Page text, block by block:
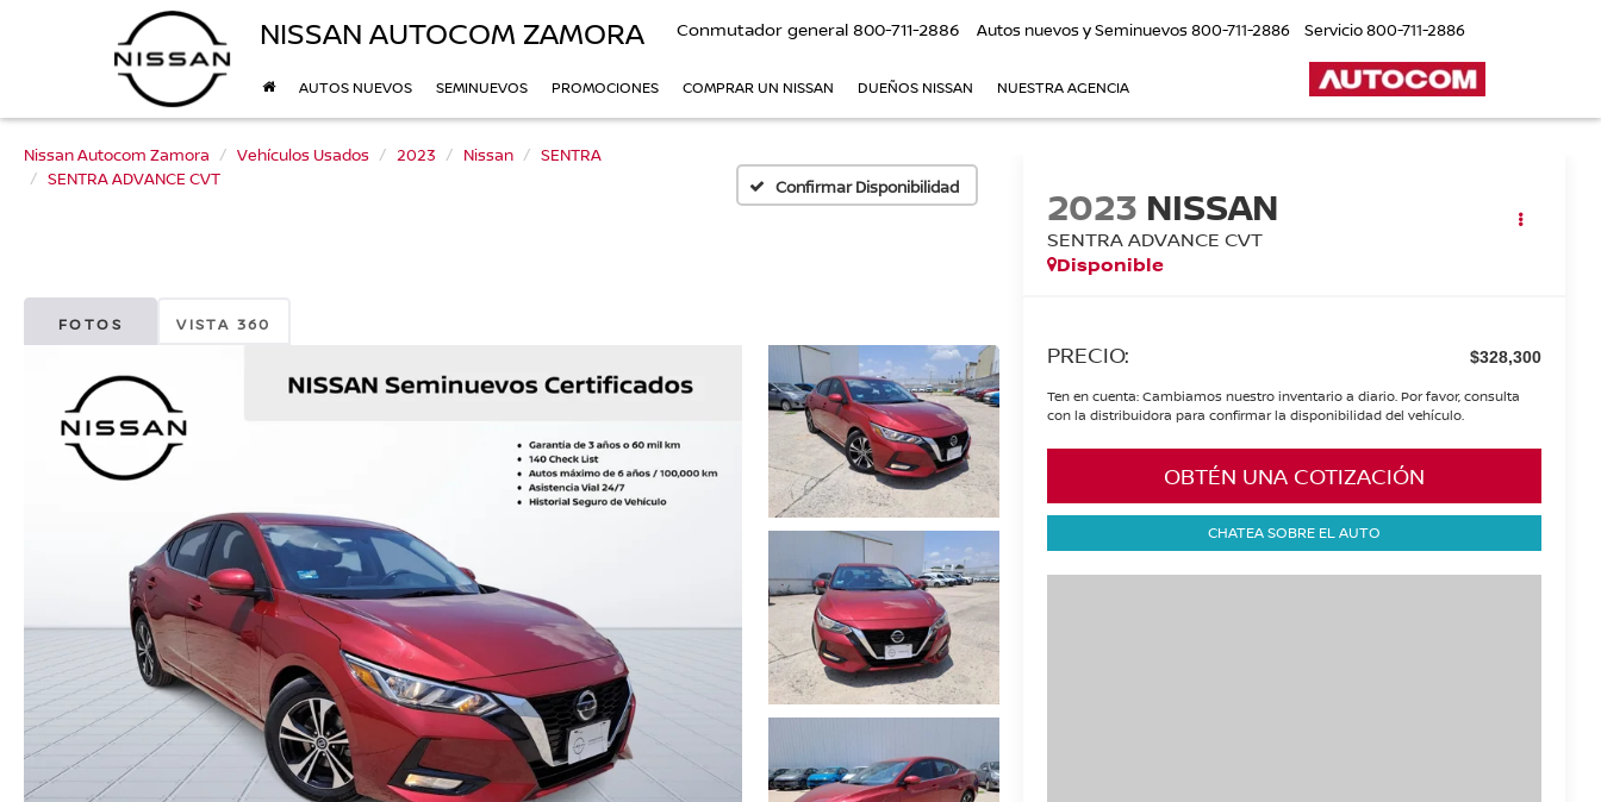
NISSAN AUTOCOM ZAMORA Conmutador general 800-711-2886 Autos nuevos y Seminuevos800-711-2886 Servicio800-711-2886
AUTOS NUEVOS SEMINUEVOS PROMOCIONES COMPRAR UN NISSAN DUEÑOS NISSAN NUESTRA AGENCIA
Nissan Autocom Zamora Vehículos Usados 2023 Nissan
SENTRA
SENTRA ADVANCE CVT
Confirmar Disponibilidad
FOTOS VISTA 360
2023 NISSAN
SENTRA ADVANCE CVT
Disponible
PRECIO: $328,300
Ten en cuenta: Cambiamos nuestro inventario a diario. Por favor, consulta
con la distribuidora para confirmar la disponibilidad del vehículo.
OBTÉN UNA COTIZACIÓN
CHATEA SOBRE EL AUTO